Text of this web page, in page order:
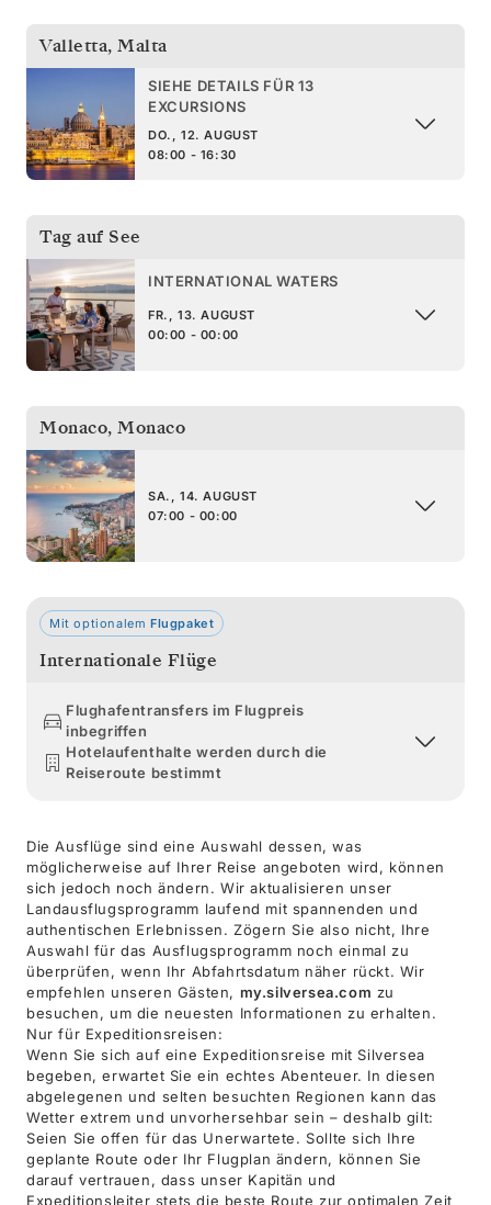
Valletta, Malta
SIEHE DETAILS FÜR 13
EXCURSIONS
DO., 12. AUGUST
08:00 - 16:30
Tag auf See
INTERNATIONAL WATERS
FR., 13. AUGUST
00:00 - 00:00
Monaco, Monaco
SA., 14. AUGUST
07:00 - 00:00
Mit optionalem Flugpaket
Internationale Flüge
Flughafentransfers im Flugpreis
inbegriffen
Hotelaufenthalte werden durch die
Reiseroute bestimmt
Die Ausflüge sind eine Auswahl dessen, was
möglicherweise auf Ihrer Reise angeboten wird, können
sich jedoch noch ändern. Wir aktualisieren unser
Landausflugsprogramm laufend mit spannenden und
authentischen Erlebnissen. Zögern Sie also nicht, Ihre
Auswahl für das Ausflugsprogramm noch einmal zu
überprüfen, wenn Ihr Abfahrtsdatum näher rückt. Wir
empfehlen unseren Gästen, my.silversea.com zu
besuchen, um die neuesten Informationen zu erhalten.
Nur für Expeditionsreisen:
Wenn Sie sich auf eine Expeditionsreise mit Silversea
begeben, erwartet Sie ein echtes Abenteuer. In diesen
abgelegenen und selten besuchten Regionen kann das
Wetter extrem und unvorhersehbar sein – deshalb gilt:
Seien Sie offen für das Unerwartete. Sollte sich Ihre
geplante Route oder Ihr Flugplan ändern, können Sie
darauf vertrauen, dass unser Kapitän und
Expeditionsleiter stets die beste Route zur optimalen Zeit